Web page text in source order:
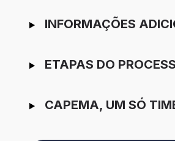
INFORMAÇÕES
ETAPAS DO
CAPEMA, UM SÓ